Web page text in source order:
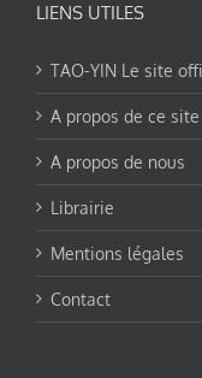
LIENS UTILES
TAO-YIN Le site
A propos de ce site
A propos de nous
Librairie
Mentions légales
Contact